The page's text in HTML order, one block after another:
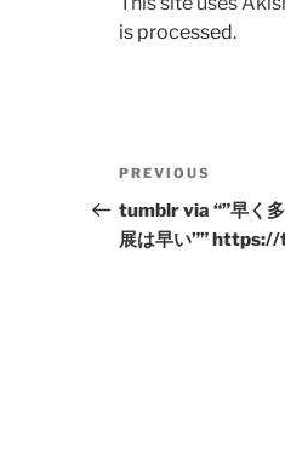
is processed.
Post
navigation
Previous
Post
PREVIOUS
tumblr via “”早く
展は早い””